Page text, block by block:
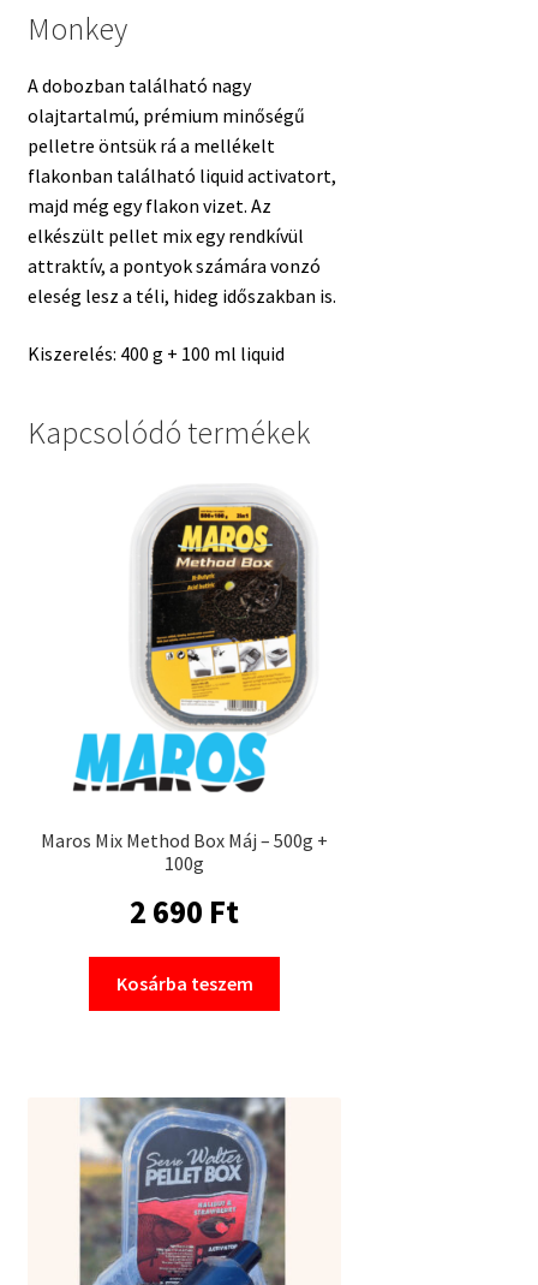
Monkey
A dobozban található nagy
olajtartalmú, prémium minőségű
pelletre öntsük rá a mellékelt
flakonban található liquid activatort,
majd még egy flakon vizet. Az
elkészült pellet mix egy rendkívül
attraktív, a pontyok számára vonzó
eleség lesz a téli, hideg időszakban is.
Kiszerelés: 400 g + 100 ml liquid
Kapcsolódó termékek
Maros Mix Method Box Máj – 500g +
100g
2 690 Ft
Kosárba teszem